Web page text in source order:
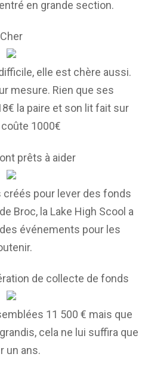
en grande section.
Cher
elle est chère aussi.
mesure. Rien que ses
la paire et son lit fait sur
1000€
prêts à aider
pour lever des fonds
Broc, la Lake High Scool a
événements pour les
de collecte de fonds
11 500 € mais que
cela ne lui suffira que
un ans.